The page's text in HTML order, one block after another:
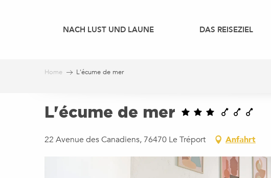
NACH LUST UND LAUNE DAS REISEZIEL
Home L'écume de mer
L'écume de mer
22 Avenue des Canadiens, 76470 Le Tréport Anfahrt